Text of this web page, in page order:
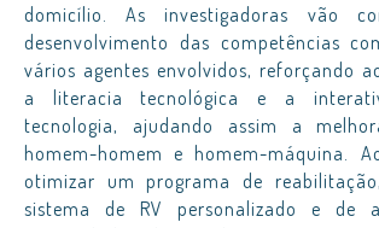
domicílio. As investigadoras vão
desenvolvimento das competências
vários agentes envolvidos, reforçando
a literacia tecnológica e a
tecnologia, ajudando assim a
homem-homem e homem-máquina.
otimizar um programa de
sistema de RV personalizado e de